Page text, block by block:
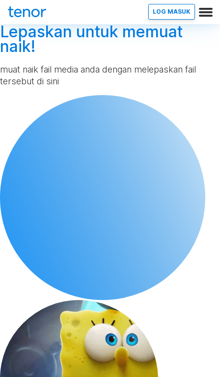
LOG MASUK
Lepaskan untuk memuat
naik!
muat naik fail media anda dengan melepaskan fail
tersebut di sini